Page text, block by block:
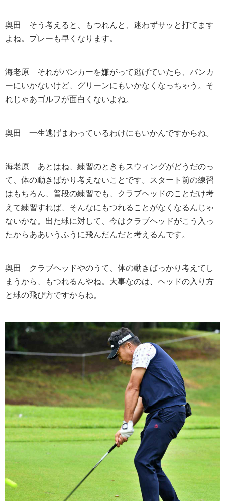
奥田 そう考えると、もつれんと、迷わずサッと打てます
よね。プレーも早くなります。
海老原 それがバンカーを嫌がって逃げていたら、バンカ
ーにいかないけど、グリーンにもいかなくなっちゃう。そ
れじゃあゴルフが面白くないよね。
奥田 一生逃げまわっているわけにもいかんですからね。
海老原 あとはね、練習のときもスウィングがどうだのっ
て、体の動きばかり考えないことです。スタート前の練習
はもちろん、普段の練習でも、クラブヘッドのことだけ考
えて練習すれば、そんなにもつれることがなくなるんじゃ
ないかな。出た球に対して、今はクラブヘッドがこう入っ
たからああいうふうに飛んだんだと考えるんです。
奥田 クラブヘッドやのうて、体の動きばっかり考えてし
まうから、もつれるんやね。大事なのは、ヘッドの入り方
と球の飛び方ですからね。